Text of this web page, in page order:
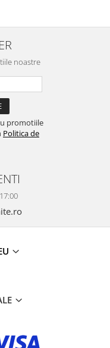
noastre
promotiile
Politica de